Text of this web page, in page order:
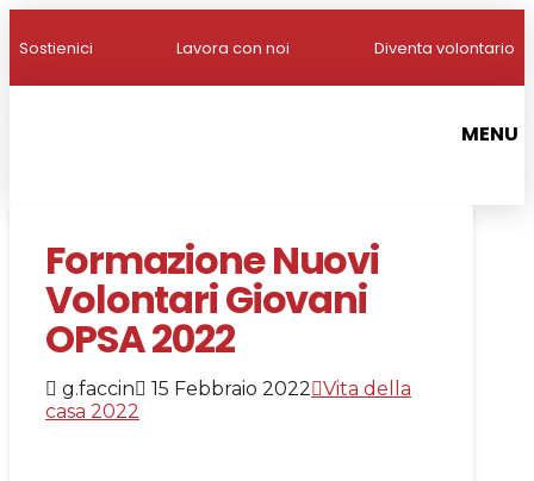
Sostienici Lavora con noi Diventa volontario
MENU
Formazione Nuovi
Volontari Giovani
OPSA 2022
g.faccin 15 Febbraio 2022 Vita della
casa 2022